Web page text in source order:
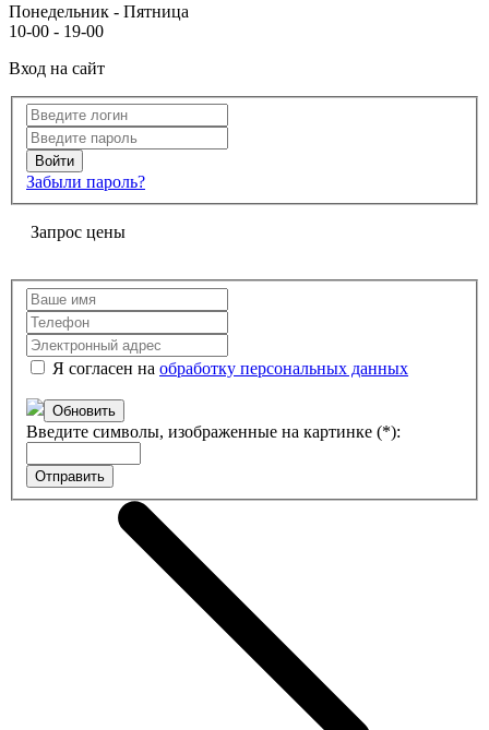
Понедельник - Пятница
10-00 - 19-00
Вход на сайт
Забыли пароль?
Запрос цены
Я согласен на обработку персональных данных
Обновить
Введите символы, изображенные на картинке (*):